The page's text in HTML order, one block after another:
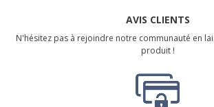
AVIS CLIENTS
N'hésitez pas à rejoindre notre communauté en
produit !